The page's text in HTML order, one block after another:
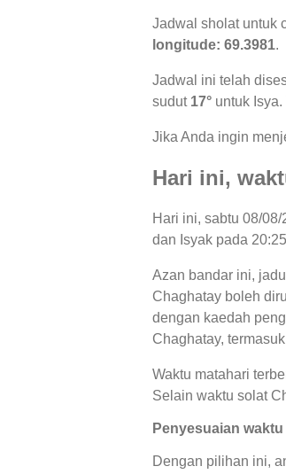
Jadwal sholat untuk
longitude: 69.3981.
Jadwal ini telah
sudut 17° untuk
Jika Anda ingin
Hari ini,
Hari ini, sabtu 08/
dan Isyak pada
Azan bandar ini,
Chaghatay boleh
dengan kaedah
Chaghatay,
Waktu matahari
Selain waktu solat
Penyesuaian
Dengan pilihan ini,